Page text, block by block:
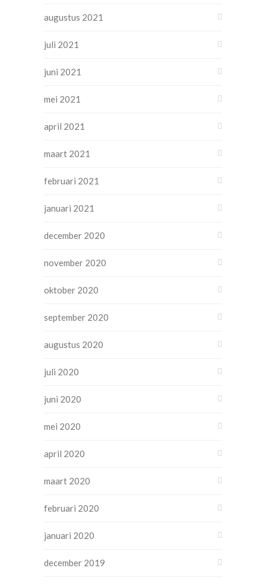
augustus 2021
juli 2021
juni 2021
mei 2021
april 2021
maart 2021
februari 2021
januari 2021
december 2020
november 2020
oktober 2020
september 2020
augustus 2020
juli 2020
juni 2020
mei 2020
april 2020
maart 2020
februari 2020
januari 2020
december 2019